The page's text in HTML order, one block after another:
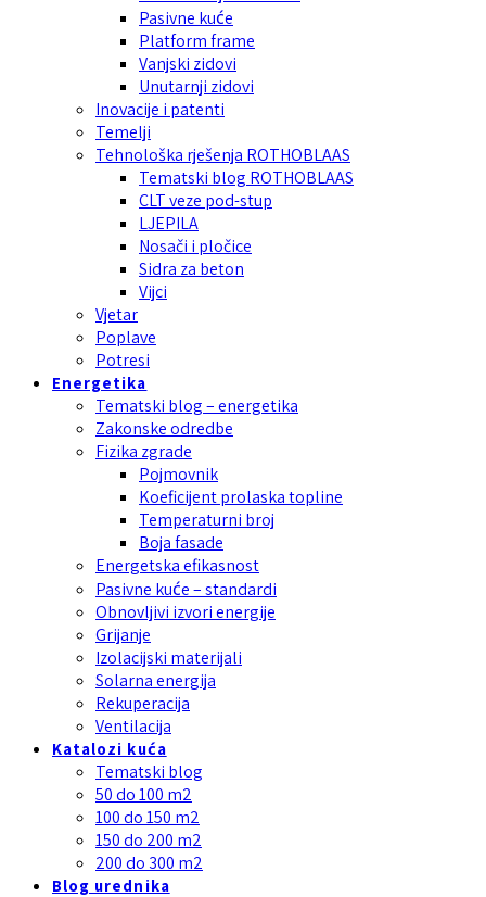
Pasivne kuće
Platform frame
Vanjski zidovi
Unutarnji zidovi
Inovacije i patenti
Temelji
Tehnološka rješenja ROTHOBLAAS
Tematski blog ROTHOBLAAS
CLT veze pod-stup
LJEPILA
Nosači i pločice
Sidra za beton
Vijci
Vjetar
Poplave
Potresi
Energetika
Tematski blog – energetika
Zakonske odredbe
Fizika zgrade
Pojmovnik
Koeficijent prolaska topline
Temperaturni broj
Boja fasade
Energetska efikasnost
Pasivne kuće – standardi
Obnovljivi izvori energije
Grijanje
Izolacijski materijali
Solarna energija
Rekuperacija
Ventilacija
Katalozi kuća
Tematski blog
50 do 100 m2
100 do 150 m2
150 do 200 m2
200 do 300 m2
Blog urednika